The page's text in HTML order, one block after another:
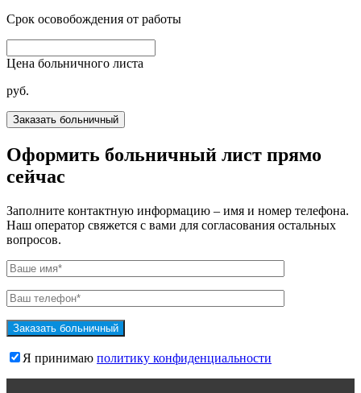
Срок осовобождения от работы
Цена больничного листа
руб.
Оформить больничный лист прямо
сейчас
Заполните контактную информацию – имя и номер телефона.
Наш оператор свяжется с вами для согласования остальных
вопросов.
Я принимаю политику конфиденциальности